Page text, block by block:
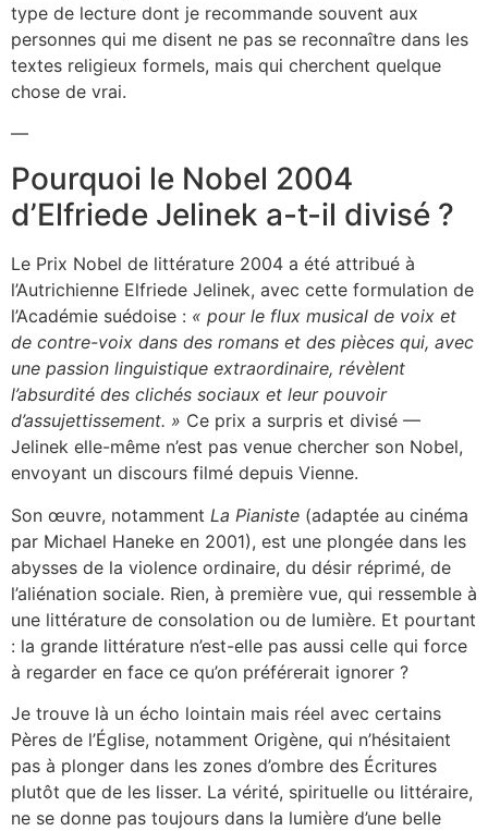
type de lecture dont je recommande souvent aux
personnes qui me disent ne pas se reconnaître dans les
textes religieux formels, mais qui cherchent quelque
chose de vrai.
—
Pourquoi le Nobel 2004
d’Elfriede Jelinek a-t-il divisé ?
Le Prix Nobel de littérature 2004 a été attribué à
l’Autrichienne Elfriede Jelinek, avec cette formulation de
l’Académie suédoise : « pour le flux musical de voix et
de contre-voix dans des romans et des pièces qui, avec
une passion linguistique extraordinaire, révèlent
l’absurdité des clichés sociaux et leur pouvoir
d’assujettissement. » Ce prix a surpris et divisé —
Jelinek elle-même n’est pas venue chercher son Nobel,
envoyant un discours filmé depuis Vienne.
Son œuvre, notamment La Pianiste (adaptée au cinéma
par Michael Haneke en 2001), est une plongée dans les
abysses de la violence ordinaire, du désir réprimé, de
l’aliénation sociale. Rien, à première vue, qui ressemble à
une littérature de consolation ou de lumière. Et pourtant
: la grande littérature n’est-elle pas aussi celle qui force
à regarder en face ce qu’on préférerait ignorer ?
Je trouve là un écho lointain mais réel avec certains
Pères de l’Église, notamment Origène, qui n’hésitaient
pas à plonger dans les zones d’ombre des Écritures
plutôt que de les lisser. La vérité, spirituelle ou littéraire,
ne se donne pas toujours dans la lumière d’une belle